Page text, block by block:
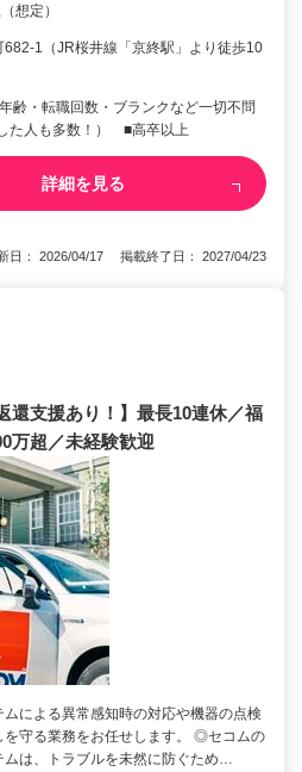
想定）
682-1（JR桜井線「京終駅」より徒歩10
齢・転職回数・ブランクなど一切不問
た人も多数！） ■高卒以上
詳細を見る
日： 2026/04/17 掲載終了日： 2027/04/23
還支援あり！】最長10連休／福
万超／未経験歓迎
による異常感知時の対応や機器の点検
を守る業務をお任せします。 ◎セコムの
ムは、トラブルを未然に防ぐため…